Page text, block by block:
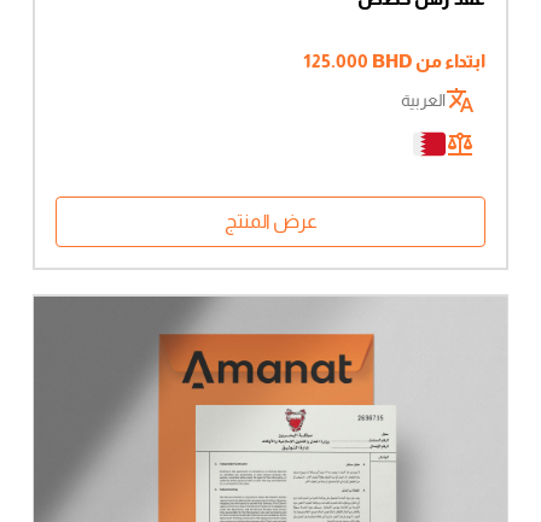
ابتداء من 125.000 BHD
العربية
عرض المنتج